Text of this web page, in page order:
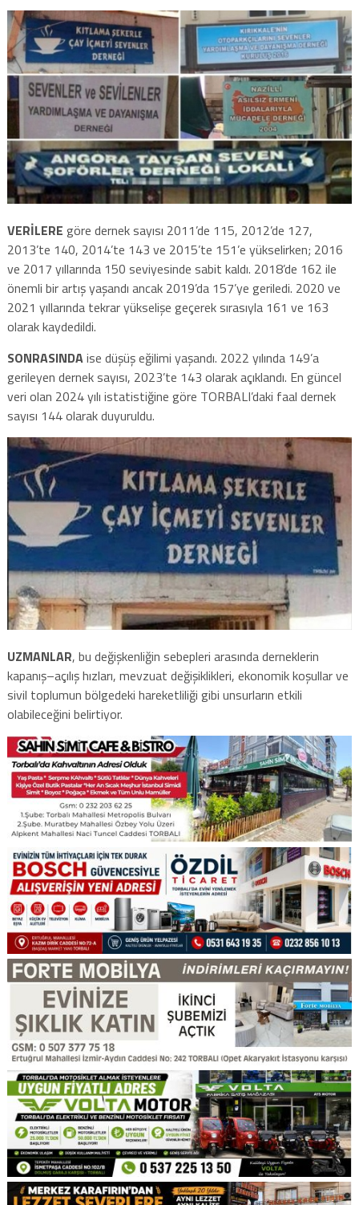
VERİLERE göre dernek sayısı 2011’de 115, 2012’de 127,
2013’te 140, 2014’te 143 ve 2015’te 151’e yükselirken; 2016
ve 2017 yıllarında 150 seviyesinde sabit kaldı. 2018’de 162 ile
önemli bir artış yaşandı ancak 2019’da 157’ye geriledi. 2020 ve
2021 yıllarında tekrar yükselişe geçerek sırasıyla 161 ve 163
olarak kaydedildi.
SONRASINDAise düşüş eğilimi yaşandı. 2022 yılında 149’a
gerileyen dernek sayısı, 2023’te 143 olarak açıklandı. En güncel
veri olan 2024 yılı istatistiğine göre TORBALI’daki faal dernek
sayısı 144 olarak duyuruldu.
UZMANLAR, bu değişkenliğin sebepleri arasında derneklerin
kapanış–açılış hızları, mevzuat değişiklikleri, ekonomik koşullar ve
sivil toplumun bölgedeki hareketliliği gibi unsurların etkili
olabileceğini belirtiyor.